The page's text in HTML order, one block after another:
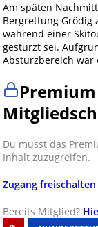
Am späten
Bergrettung Grödig
während einer
gestürzt sei.
Absturzbereich
Du musst das
Inhalt zuzugreifen.
Zugang freischalten
Bereits Mitglied?